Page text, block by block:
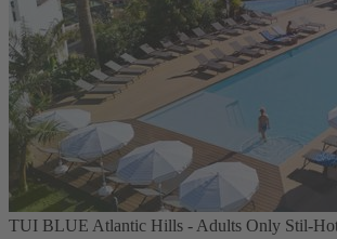
TUI BLUE Atlantic Hills - Adults Only Stil-